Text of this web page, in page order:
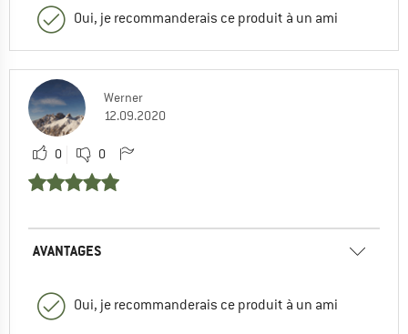
Oui, je recommanderais ce produit à un ami
Werner
12.09.2020
0 0
AVANTAGES
Oui, je recommanderais ce produit à un ami